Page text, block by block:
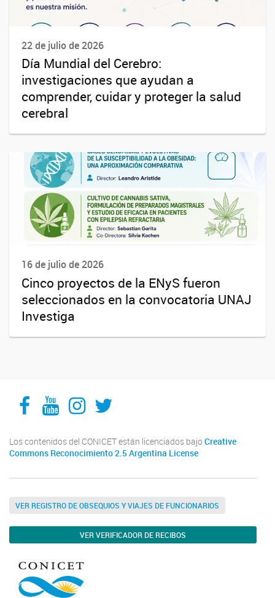
22 de julio de 2026
Día Mundial del Cerebro:
investigaciones que ayudan a
comprender, cuidar y proteger la salud
cerebral
16 de julio de 2026
Cinco proyectos de la ENyS fueron
seleccionados en la convocatoria UNAJ
Investiga
Facebook
YouTube
Instagram
Twitter
Los contenidos del CONICET están licenciados bajo Creative
Commons Reconocimiento 2.5 Argentina License
VER REGISTRO DE OBSEQUIOS Y VIAJES DE FUNCIONARIOS
VER VERIFICADOR DE RECIBOS